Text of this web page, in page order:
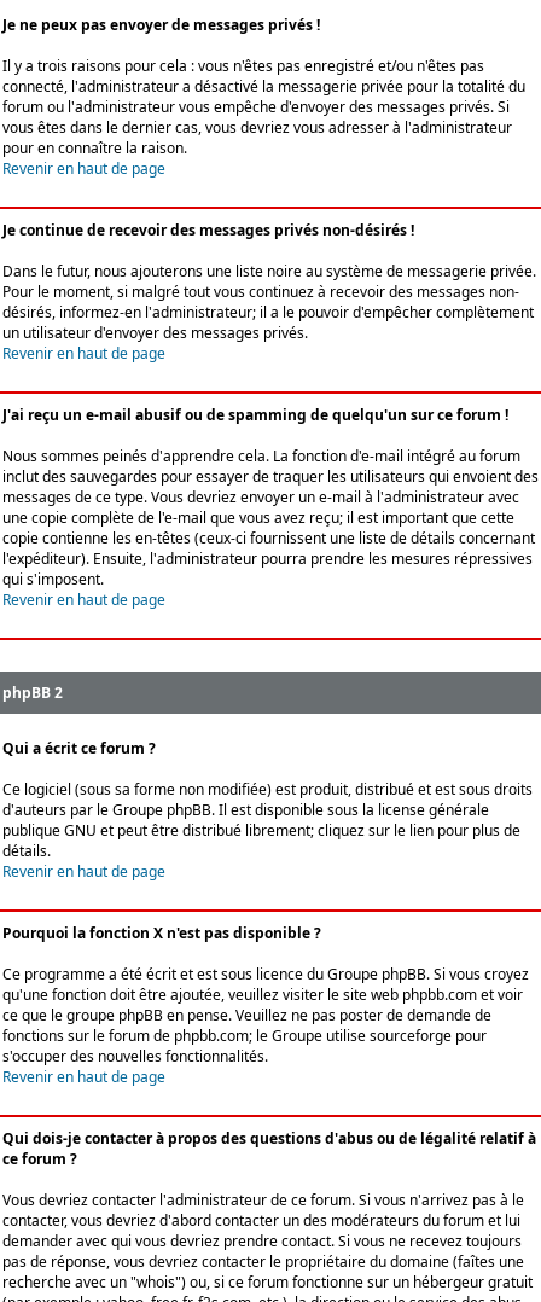
Je ne peux pas envoyer de messages privés !
Il y a trois raisons pour cela : vous n'êtes pas enregistré et/ou n'êtes pas
connecté, l'administrateur a désactivé la messagerie privée pour la totalité du
forum ou l'administrateur vous empêche d'envoyer des messages privés. Si
vous êtes dans le dernier cas, vous devriez vous adresser à l'administrateur
pour en connaître la raison.
Revenir en haut de page
Je continue de recevoir des messages privés non-désirés !
Dans le futur, nous ajouterons une liste noire au système de messagerie privée.
Pour le moment, si malgré tout vous continuez à recevoir des messages non-
désirés, informez-en l'administrateur; il a le pouvoir d'empêcher complètement
un utilisateur d'envoyer des messages privés.
Revenir en haut de page
J'ai reçu un e-mail abusif ou de spamming de quelqu'un sur ce forum !
Nous sommes peinés d'apprendre cela. La fonction d'e-mail intégré au forum
inclut des sauvegardes pour essayer de traquer les utilisateurs qui envoient des
messages de ce type. Vous devriez envoyer un e-mail à l'administrateur avec
une copie complète de l'e-mail que vous avez reçu; il est important que cette
copie contienne les en-têtes (ceux-ci fournissent une liste de détails concernant
l'expéditeur). Ensuite, l'administrateur pourra prendre les mesures répressives
qui s'imposent.
Revenir en haut de page
phpBB 2
Qui a écrit ce forum ?
Ce logiciel (sous sa forme non modifiée) est produit, distribué et est sous droits
d'auteurs par leGroupe phpBB. Il est disponible sous la license générale
publique GNU et peut être distribué librement; cliquez sur le lien pour plus de
détails.
Revenir en haut de page
Pourquoi la fonction X n'est pas disponible ?
Ce programme a été écrit et est sous licence du Groupe phpBB. Si vous croyez
qu'une fonction doit être ajoutée, veuillez visiter le site web phpbb.com et voir
ce que le groupe phpBB en pense. Veuillez ne pas poster de demande de
fonctions sur le forum de phpbb.com; le Groupe utilise sourceforge pour
s'occuper des nouvelles fonctionnalités.
Revenir en haut de page
Qui dois-je contacter à propos des questions d'abus ou de légalité relatif à
ce forum ?
Vous devriez contacter l'administrateur de ce forum. Si vous n'arrivez pas à le
contacter, vous devriez d'abord contacter un des modérateurs du forum et lui
demander avec qui vous devriez prendre contact. Si vous ne recevez toujours
pas de réponse, vous devriez contacter le propriétaire du domaine (faîtes une
recherche avec un "whois") ou, si ce forum fonctionne sur un hébergeur gratuit